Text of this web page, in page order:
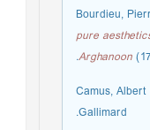
Bourdieu,
pure
Arghanoon
Camus,
Gallimard.